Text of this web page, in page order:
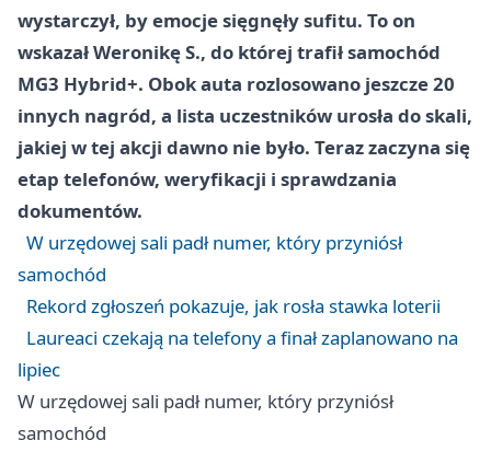
wystarczył, by emocje sięgnęły sufitu. To on
wskazał Weronikę S., do której trafił samochód
MG3 Hybrid+. Obok auta rozlosowano jeszcze 20
innych nagród, a lista uczestników urosła do skali,
jakiej w tej akcji dawno nie było. Teraz zaczyna się
etap telefonów, weryfikacji i sprawdzania
dokumentów.
W urzędowej sali padł numer, który przyniósł
samochód
Rekord zgłoszeń pokazuje, jak rosła stawka loterii
Laureaci czekają na telefony a finał zaplanowano na
lipiec
W urzędowej sali padł numer, który przyniósł
samochód